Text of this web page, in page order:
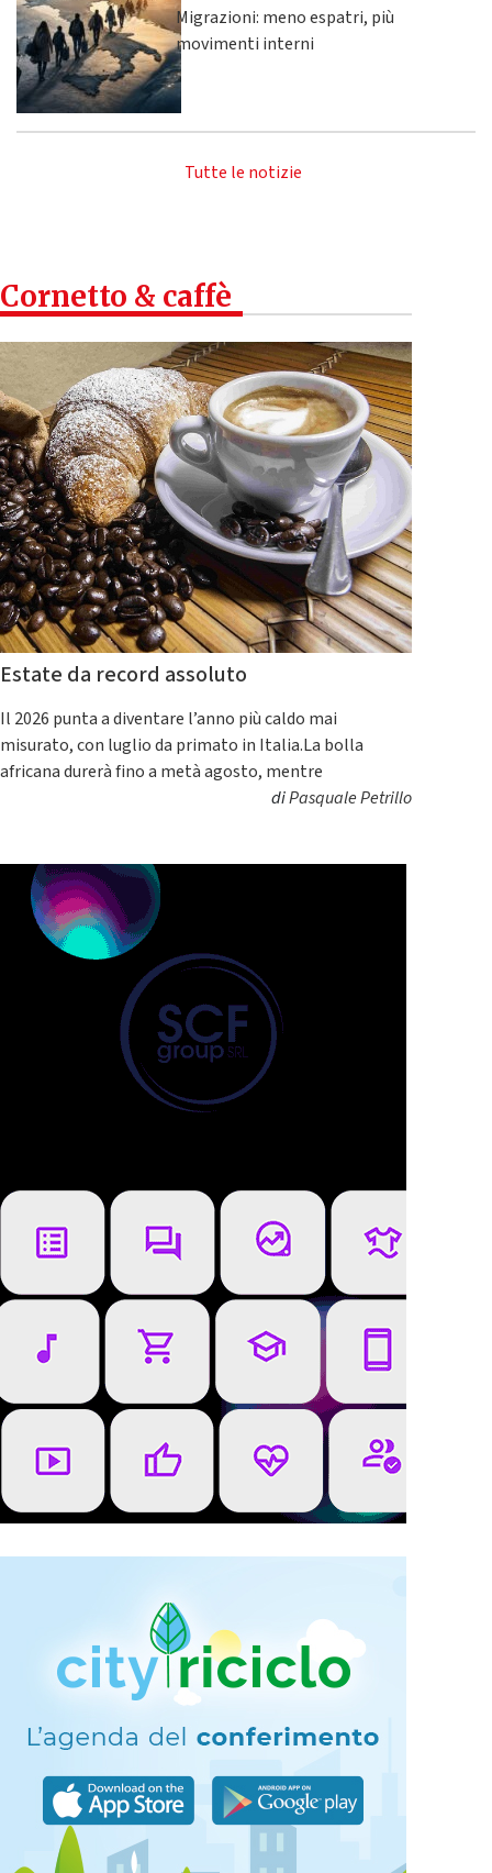
Migrazioni: meno espatri, più
movimenti interni
Tutte le notizie
Cornetto & caffè
Estate da record assoluto
Il 2026 punta a diventare l’anno più caldo mai
misurato, con luglio da primato in Italia.La bolla
africana durerà fino a metà agosto, mentre
diPasquale Petrillo